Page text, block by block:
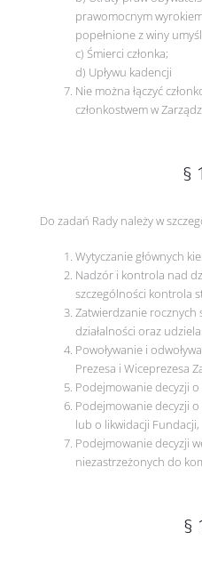
prawomocnym
popełnione z winy
c) Śmierci członka;
d) Upływu kadencji
Nie można łączyć
członkostwem w
§
Do zadań Rady należy w
Wytyczanie głównych
Nadzór i kontrola nad
szczególności kontrola
Zatwierdzanie rocznych
działalności oraz
Powoływanie i
Prezesa i Wiceprezesa
Podejmowanie decyzji
Podejmowanie decyzji
lub o likwidacji Fundacji,
Podejmowanie decyzji
niezastrzeżonych do
§